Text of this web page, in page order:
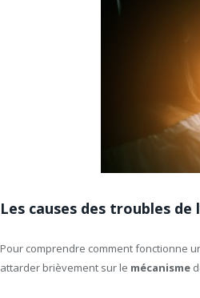
Les causes des troubles de
Pour comprendre comment fonctionne
attarder brièvement sur le mécanisme